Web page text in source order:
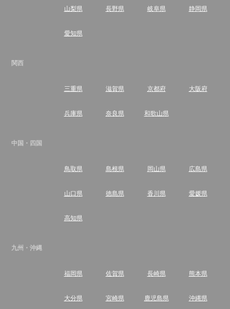
山梨県 長野県 岐阜県 静岡県
愛知県
関西
三重県 滋賀県 京都府 大阪府
兵庫県 奈良県 和歌山県
中国・四国
鳥取県 島根県 岡山県 広島県
山口県 徳島県 香川県 愛媛県
高知県
九州・沖縄
福岡県 佐賀県 長崎県 熊本県
大分県 宮崎県 鹿児島県 沖縄県